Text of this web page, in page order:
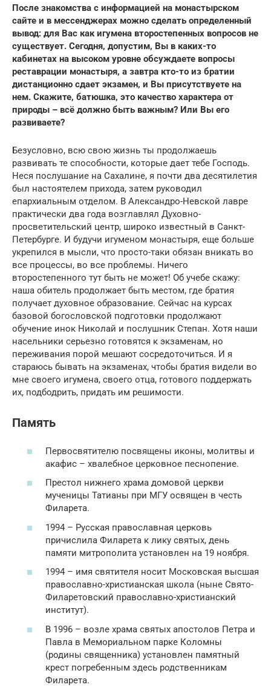
После знакомства с информацией на монастырском
сайте и в мессенджерах можно сделать определенный
вывод: для Вас как игумена второстепенных вопросов не
существует. Сегодня, допустим, Вы в каких-то
кабинетах на высоком уровне обсуждаете вопросы
реставрации монастыря, а завтра кто-то из братии
дистанционно сдает экзамен, и Вы присутствуете на
нем. Скажите, батюшка, это качество характера от
природы – всё должно быть важным? Или Вы его
развиваете?
Безусловно, всю свою жизнь ты продолжаешь
развивать те способности, которые дает тебе Господь.
Неся послушание на Сахалине, я почти два десятилетия
был настоятелем прихода, затем руководил
епархиальным отделом. В Александро-Невской лавре
практически два года возглавлял Духовно-
просветительский центр, широко известный в Санкт-
Петербурге. И будучи игуменом монастыря, еще больше
укрепился в мысли, что просто-таки обязан вникать во
все процессы, во все проблемы. Ничего
второстепенного тут быть не может! Об учебе скажу:
наша обитель продолжает быть местом, где братия
получает духовное образование. Сейчас на курсах
базовой богословской подготовки продолжают
обучение инок Николай и послушник Степан. Хотя наши
насельники серьезно готовятся к экзаменам, но
переживания порой мешают сосредоточиться. И я
стараюсь бывать на экзаменах, чтобы братия видели во
мне своего игумена, своего отца, готового поддержать
их, подбодрить, придать им решимости.
Память
Первосвятителю посвящены иконы, молитвы и
акафис – хвалебное церковное песнопение.
Престол нижнего храма домовой церкви
мученицы Татианы при МГУ освящен в честь
Филарета.
1994 – Русская православная церковь
причислила Филарета к лику святых, день
памяти митрополита установлен на 19 ноября.
1994 – имя святителя носит Московская высшая
православно-христианская школа (ныне Свято-
Филаретовский православно-христианский
институт).
В 1996 – возле храма святых апостолов Петра и
Павла в Мемориальном парке Коломны
(родины священника) установлен памятный
крест погребенным здесь родственникам
Филарета.